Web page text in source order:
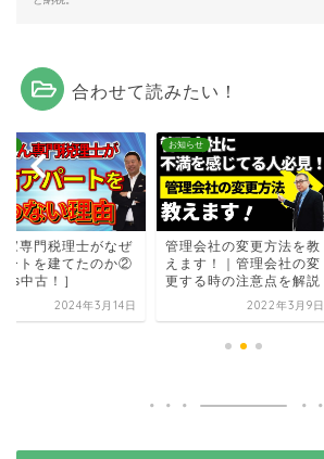
合わせて読みたい！
家専門税理士がなぜ
ートを建てたのか②
vs中古！］
2024年3月14日
お知らせ
管理会社の変更方法を教
えます！｜管理会社の変
更する時の注意点を解説
2022年3月9日